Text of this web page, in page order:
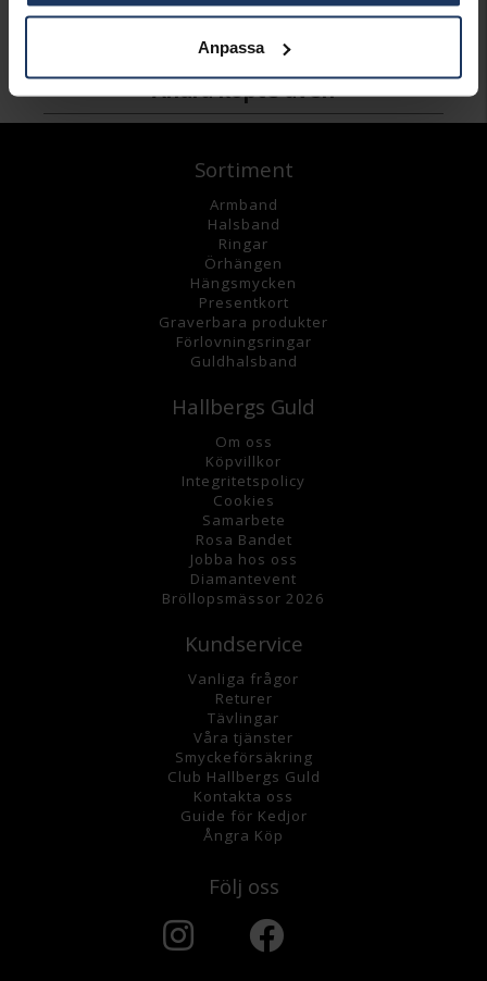
Anpassa
498:- 795:-
Andra köpte även
Sortiment
Armband
Halsband
Ringar
Örhängen
Hängsmycken
Presentkort
Graverbara produkter
Förlovningsringar
Guldhalsband
Hallbergs Guld
Om oss
Köpvillkor
Integritetspolicy
Cookies
Samarbete
Rosa Bandet
Jobba hos oss
Diamantevent
Bröllopsmässor 2026
Kundservice
Vanliga frågor
Returer
Tävlingar
Våra tjänster
Smyckeförsäkring
Club Hallbergs Guld
Kontakta oss
Guide för Kedjor
Ångra Köp
Följ oss